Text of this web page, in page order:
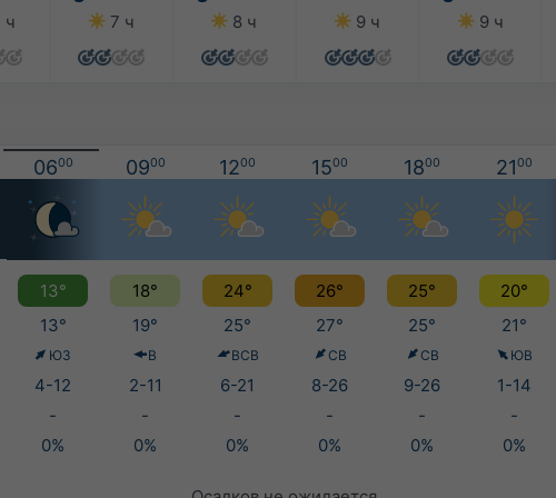
ч
7 ч
8 ч
9 ч
9 ч
0600 0900 1200 1500 1800 2100
13° 18° 24° 26° 25°
20°
13° 19° 25° 27° 25° 21°
ЮЗ В ВСВ СВ СВ ЮВ
4-12 2-11 6-21 8-26 9-26
1-14
- - - - -
-
0% 0% 0% 0% 0% 0%